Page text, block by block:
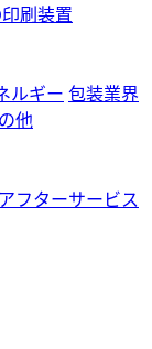
刷装置
ルギー 包装業界
他
アフターサービス